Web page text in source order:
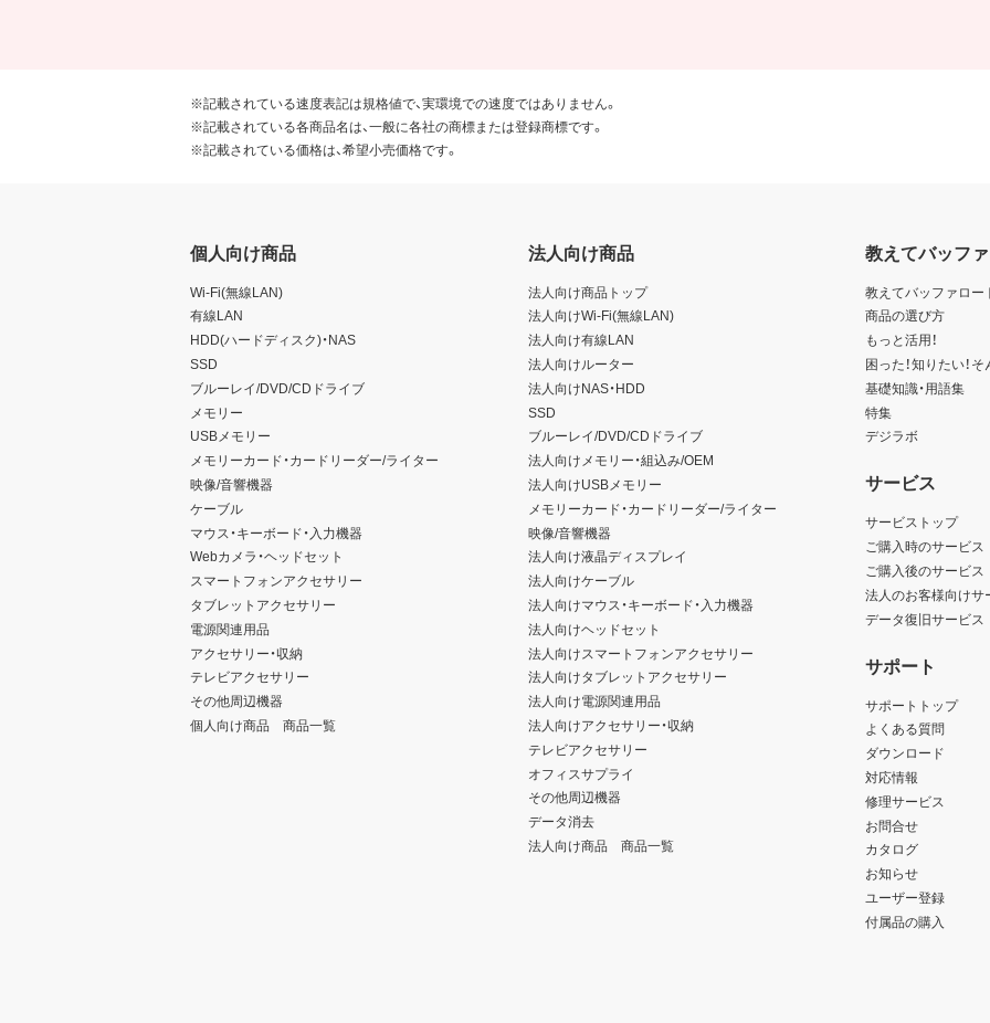
※記載されている速度表記は規格値で、実環境での速度ではありません。
※記載されている各商品名は、一般に各社の商標または登録商標です。
※記載されている価格は、希望小売価格です。
個人向け商品
Wi-Fi(無線LAN)
有線LAN
HDD(ハードディスク)・NAS
SSD
ブルーレイ/DVD/CDドライブ
メモリー
USBメモリー
メモリーカード・カードリーダー/ライター
映像/音響機器
ケーブル
マウス・キーボード・入力機器
Webカメラ・ヘッドセット
スマートフォンアクセサリー
タブレットアクセサリー
電源関連用品
アクセサリー・収納
テレビアクセサリー
その他周辺機器
個人向け商品 商品一覧
法人向け商品
法人向け商品トップ
法人向けWi-Fi(無線LAN)
法人向け有線LAN
法人向けルーター
法人向けNAS・HDD
SSD
ブルーレイ/DVD/CDドライブ
法人向けメモリー・組込み/OEM
法人向けUSBメモリー
メモリーカード・カードリーダー/ライター
映像/音響機器
法人向け液晶ディスプレイ
法人向けケーブル
法人向けマウス・キーボード・入力機器
法人向けヘッドセット
法人向けスマートフォンアクセサリー
法人向けタブレットアクセサリー
法人向け電源関連用品
法人向けアクセサリー・収納
テレビアクセサリー
オフィスサプライ
その他周辺機器
データ消去
法人向け商品 商品一覧
教えてバッフ
教えてバッファロー
商品の選び方
もっと活用！
困った！知りたい！
基礎知識・用語集
特集
デジラボ
サービス
サービストップ
ご購入時のサービス
ご購入後のサービス
法人のお客様向けサ
データ復旧サービス
サポート
サポートトップ
よくある質問
ダウンロード
対応情報
修理サービス
お問合せ
カタログ
お知らせ
ユーザー登録
付属品の購入